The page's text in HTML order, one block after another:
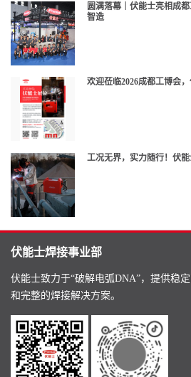
圆满落幕｜伏能士亮相成
智造
欢迎莅临2026成都工博会
工况无界，实力随行！伏
伏能士焊接事业部
伏能士致力于“破解电弧DNA”，提供稳
和完整的焊接解决方案。